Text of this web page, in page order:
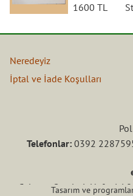
1600 TL
Neredeyiz
İptal ve İade Koşulları
Telefonlar: 0392
Çalışma Saatleri: Hafta içi
Tasarım ve